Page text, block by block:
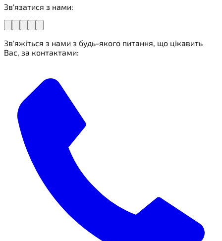
Зв'язатися з нами:
Зв'яжіться з нами з будь-якого питання, що цікавить
Вас, за контактами: